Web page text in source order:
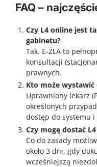
FAQ –
Czy L4 online jest
gabinetu?
Tak. E‑ZLA to
konsultacji
prawnych.
Kto może wystawić
Uprawniony lekarz
określonych
dostęp do systemu
Czy mogę dostać L4
Co do zasady
około 3 dni, gdy
wcześniejszą